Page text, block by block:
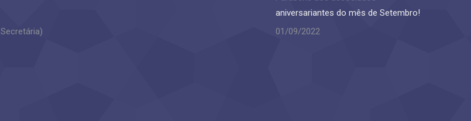
aniversariantes do mês de Setembro!
01/09/2022